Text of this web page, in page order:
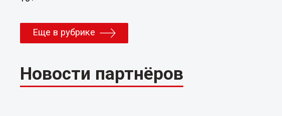
Еще в рубрике
Новости партнёров